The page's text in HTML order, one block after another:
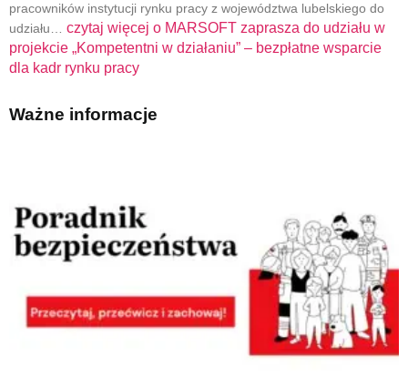
pracowników instytucji rynku pracy z województwa lubelskiego do
udziału… czytaj więcej o MARSOFT zaprasza do udziału w
projekcie „Kompetentni w działaniu” – bezpłatne wsparcie
dla kadr rynku pracy
Ważne informacje